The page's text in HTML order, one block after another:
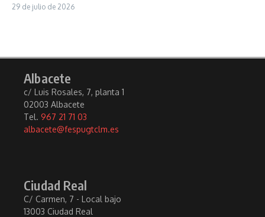
29 de julio de 2026
Albacete
c/ Luis Rosales, 7, planta 1
02003 Albacete
Tel. 967 21 71 03
albacete@fespugtclm.es
Ciudad Real
C/ Carmen, 7 - Local bajo
13003 Ciudad Real